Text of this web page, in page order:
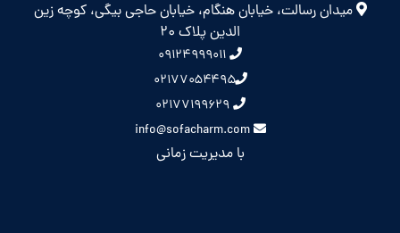
میدان رسالت، خیابان هنگام، خیابان حاجی بیگی، کوچه زین
الدین پلاک 20
۰۲۱۷۷۰۵۴۴۹۵
۰۲۱۷۷۱۹۹۶۲۹
info@sofacharm.com
با مدیریت زمانی